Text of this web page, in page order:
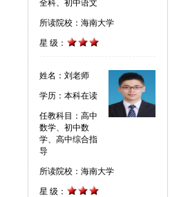
全科、初中语文
所读院校：海南大学
星 级：
姓名：刘老师
学历：本科在读
任教科目：高中
数学、初中数
学、高中综合指
导
所读院校：海南大学
星 级：